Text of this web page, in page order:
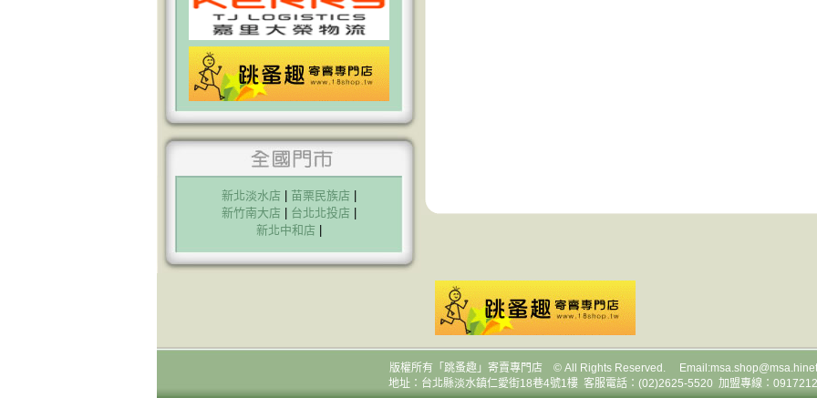
新北淡水店 苗栗民族店
新竹南大店
台北北投店
新北中和店
版權所有 「跳蚤趣」寄賣專門店 © All Rights Reserved. Email:
地址：台北縣淡水鎮仁愛街18巷4號1樓 客服電話：(02)2625-5520 加盟專線：